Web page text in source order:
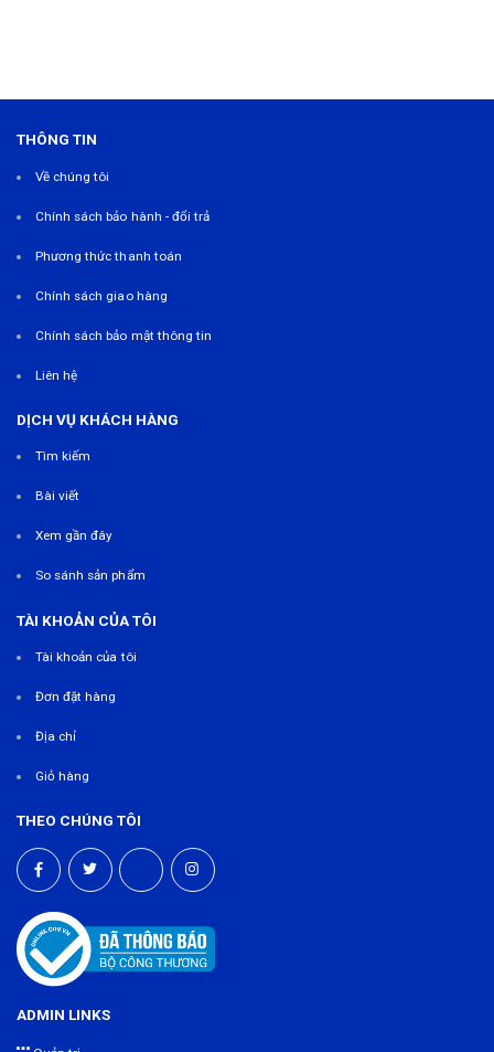
THÔNG TIN
Về chúng tôi
Chính sách bảo hành - đổi trả
Phương thức thanh toán
Chính sách giao hàng
Chính sách bảo mật thông tin
Liên hệ
DỊCH VỤ KHÁCH HÀNG
Tìm kiếm
Bài viết
Xem gần đây
So sánh sản phẩm
TÀI KHOẢN CỦA TÔI
Tài khoản của tôi
Đơn đặt hàng
Địa chỉ
Giỏ hàng
THEO CHÚNG TÔI
ADMIN LINKS